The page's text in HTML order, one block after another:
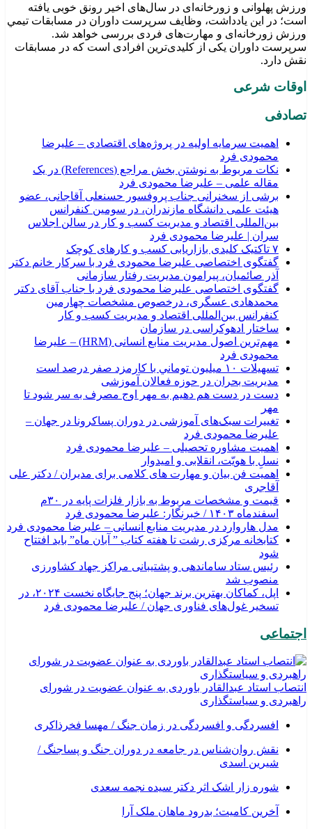
ورزش پهلوانی و زورخانه‌ای در سال‌های اخیر رونق خوبی یافته
است؛ در این یادداشت، وظایف سرپرست داوران در مسابقات تیمي
ورزش زورخانه‌ای و مهارت‌های فردی بررسی خواهد شد.
سرپرست داوران یکی از کلیدی‌ترین افرادی است که در مسابقات
نقش دارد.
اوقات شرعی
تصادفی
اهمیت سرمایه اولیه در پروژه‌های اقتصادی – علیرضا
محمودی فرد
نکات مربوط به نوشتن بخش مراجع (References) در یک
مقاله علمی – علیرضا محمودی فرد
برشی از سخنرانی جناب پروفسور حسنعلی آقاجانی، عضو
هیئت علمی دانشگاه مازندران، در سومین کنفرانس
بین‌المللی اقتصاد و مدیریت کسب و کار در سالن اجلاس
سران | علیرضا محمودی فرد
۷ تاکتیک کلیدی بازاریابی کسب و کارهای کوچک
گفتگوی اختصاصی علیرضا محمودی فرد با سرکار خانم دکتر
آذر صائمیان، پیرامون مدیریت رفتار سازمانی
گفتگوی اختصاصی علیرضا محمودی فرد با جناب آقای دکتر
محمدهادی عسگری، درخصوص مشخصات چهارمین
کنفرانس بین‌المللی اقتصاد و مدیریت کسب و کار
ساختار ادهوکراسی در سازمان
مهم‌ترین اصول مدیریت منابع انسانی (HRM) – علیرضا
محمودی فرد
تسهیلات ۱۰ میلیون توماني با کارمزد صفر درصد است
مدیریت بحران در حوزه فعالان آموزشی
دست در دست هم دهیم به مهر اوج مصرف به سر شود تا
مهر
تغییرات سبک‌های آموزشی در دوران پساکرونا در جهان –
علیرضا محمودی فرد
اهمیت مشاوره تحصیلی – علیرضا محمودی فرد
نسلِ با هویّت، انقلابی و امیدوار
اهمیت فن بیان و مهارت های کلامی برای مدیران / دکتر علی
آقاجری
قیمت و مشخصات مربوط به بازار فلزات پایه در ۳۰م
اسفندماه ۱۴۰۳ / خبرنگار: علیرضا محمودی فرد
مدل هاروارد در مدیریت منابع انسانی – علیرضا محمودی فرد
کتابخانه مرکزی رشت تا هفته کتاب ” آبان ماه” باید افتتاح
شود
رئیس ستاد ساماندهی و پشتیبانی مراکز جهاد کشاورزی
منصوب شد
اپل، کماکان بهترین برند جهان؛ پنج جایگاه نخست ۲۰۲۴، در
تسخیر غول‌های فناوری جهان / علیرضا محمودی فرد
اجتماعی
انتصاب استاد عبدالقادر باوردی به عنوان عضویت در شورای
راهبردی و سیاستگذاری
افسردگی و افسردگی در زمان جنگ / مهسا فخرذاکری
نقش روان‌شناس در جامعه در دوران جنگ و پساجنگ /
شیرین اسدی
شوره زار اشک اثر دکتر سیده نجمه سعدی
​آخرین کامیت؛ بدرود ماهان ملک آرا